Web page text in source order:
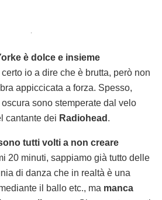
.
è dolce e insieme
io a dire che è brutta, però non
appiccicata a forza. Spesso,
sono stemperate dal velo
cantante dei Radiohead .
tutti volti a non creare
20 minuti, sappiamo già tutto delle
di danza che in realtà è una
il ballo etc., ma manca